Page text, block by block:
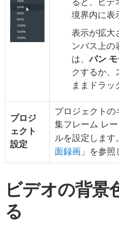
ると、ビデ
境界内に表
表示が拡大
ンバス上の
は、パン モ
クするか、
ままドラッ
プロジ
ェクト
設定
プロジェクトの
集フレーム レ
ルを設定します
面録画 」を参照
ビデオの背景
る